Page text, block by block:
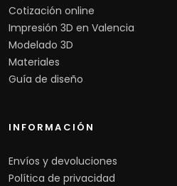
Cotización online
Impresión 3D en Valencia
Modelado 3D
Materiales
Guía de diseño
INFORMACIÓN
Envíos y devoluciones
Política de privacidad